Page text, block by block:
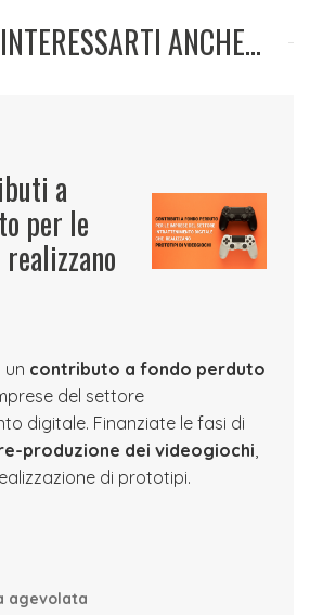
ANCHE...
a
per le
un contributo a fondo perduto
del settore
digitale. Finanziate le fasi di
produzione dei videogiochi,
di prototipi.
agevolata